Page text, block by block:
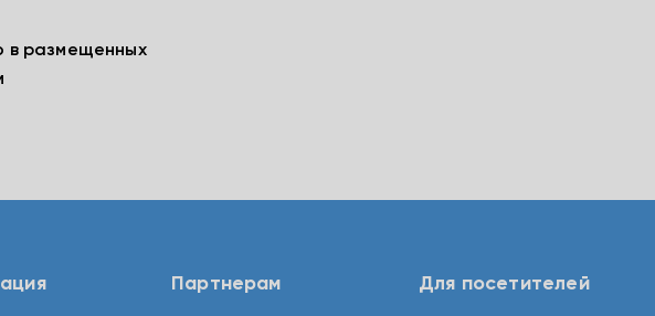
в размещенных
Партнерам Для посетителей